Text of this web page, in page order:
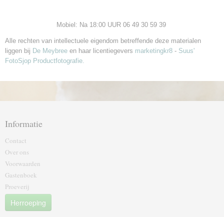
Mobiel: Na 18:00 UUR 06 49 30 59 39
Alle rechten van intellectuele eigendom betreffende deze materialen
liggen bij De Meybree en haar licentiegevers marketingkr8 - Suus'
FotoSjop Productfotografie.
Informatie
Contact
Over ons
Voorwaarden
Gastenboek
Proeverij
Herroeping